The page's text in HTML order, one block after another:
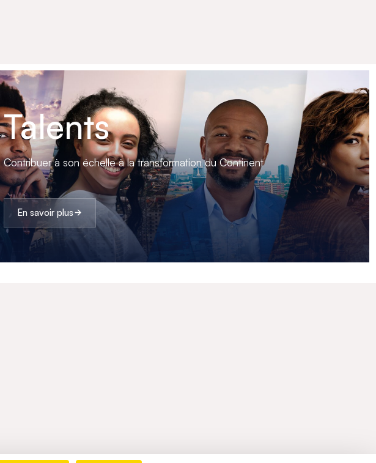
Talents
Contribuer à son échelle à la transformation du Continent
En savoir plus